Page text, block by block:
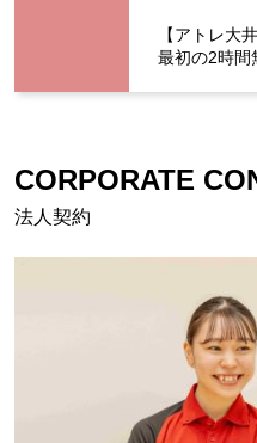
【アトレ大
最初の2時
CORPORATE
法人契約